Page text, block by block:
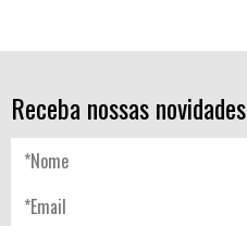
Receba nossas novidades